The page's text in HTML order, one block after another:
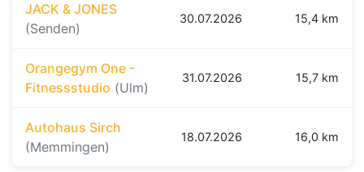
JACK & JONES
(Senden)
30.07.2026 15,4 km
Orangegym One -
Fitnessstudio (Ulm)
31.07.2026 15,7 km
Autohaus Sirch
(Memmingen)
18.07.2026 16,0 km